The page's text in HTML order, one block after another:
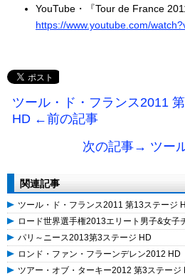
YouTube・『Tour de France
https://www.youtube.com/
ツール・ド・フランス2011
HD ←前の記事
次の記事→ ツー
関連記事
ツール・ド・フランス2011 第13ステージ
ロード世界選手権2013エリート男子&女子
パリ～ニース2013第3ステージ HD
ロンド・ファン・フラーンデレン2012 HD
ツアー・オブ・ターキー2012 第3ステージ